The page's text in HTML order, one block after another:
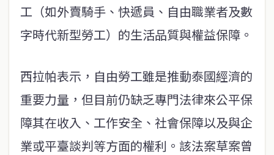
工（如外賣騎手、快遞員、自由職業者及數
字時代新型勞工）的生活品質與權益保障。
西拉帕表示，自由勞工雖是推動泰國經濟的
重要力量，但目前仍缺乏專門法律來公平保
障其在收入、工作安全、社會保障以及與企
業或平臺談判等方面的權利。該法案草案曾